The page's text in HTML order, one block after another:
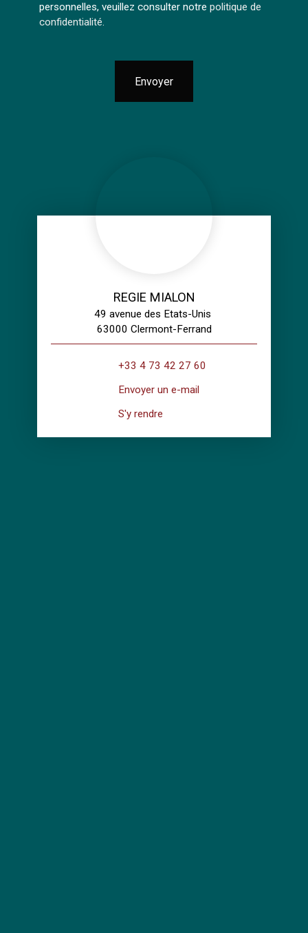
personnelles, veuillez consulter notre politique de
confidentialité.
Envoyer
REGIE MIALON
49 avenue des Etats-Unis
63000 Clermont-Ferrand
+33 4 73 42 27 60
Envoyer un e-mail
S'y rendre